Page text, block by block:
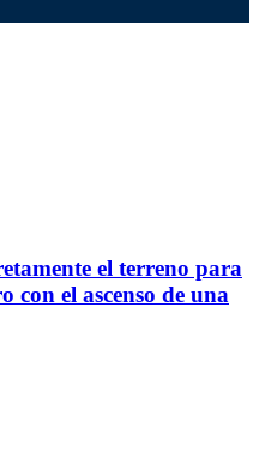
el terreno para
con el ascenso de una